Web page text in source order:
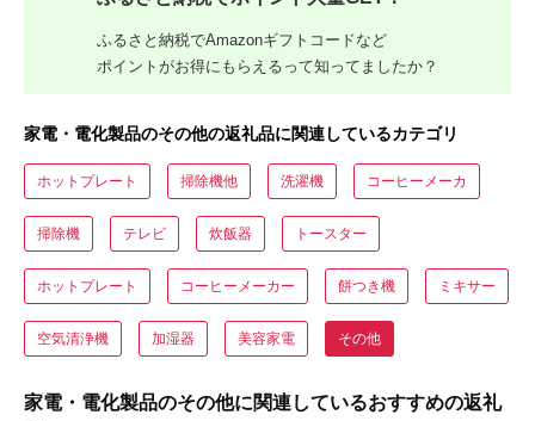
ふるさと納税でAmazonギフトコードなど
ポイントがお得にもらえるって知ってましたか？
家電・電化製品のその他の返礼品に関連しているカテゴリ
ホットプレート 掃除機他 洗濯機 コーヒーメーカ
掃除機 テレビ 炊飯器 トースター
ホットプレート コーヒーメーカー 餅つき機 ミキサー
空気清浄機 加湿器 美容家電 その他
家電・電化製品のその他に関連しているおすすめの返礼